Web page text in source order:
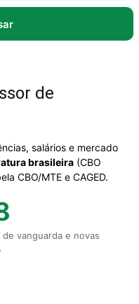
de
salários e mercado
brasileira (CBO
CBO/MTE e CAGED.
vanguarda e novas